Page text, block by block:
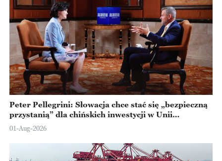
Peter Pellegrini: Słowacja chce stać się „bezpieczną
przystanią” dla chińskich inwestycji w Unii
Europejskiej
01-Aug-2026